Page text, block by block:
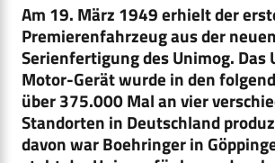
Am 19. März 1949 erhielt der
Premierenfahrzeug aus der neuen
Serienfertigung des Unimog. Das
Motor-Gerät wurde in den
über 375.000 Mal an vier
Standorten in Deutschland
davon warBoehringer in